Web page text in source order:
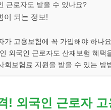
근로자도 받을 수 있나요?
이 되는 정보!
가 고용보험에 꼭 가입해야 하나
외국인 근로자도 산재보험 혜택
회보험료 지원을 받을 수 있는 방
! 외국인 근로자